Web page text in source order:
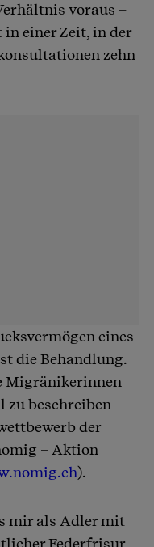
voraus –
einer Zeit, in der
zehn
eines
die Behandlung.
Migränikerinnen
zu beschreiben
der
– Aktion
).
mir als Adler mit
Federfrisur